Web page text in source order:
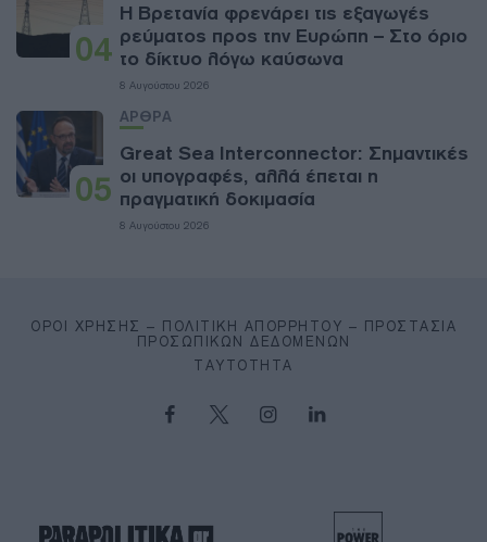
04
Η Βρετανία φρενάρει τις εξαγωγές
ρεύματος προς την Ευρώπη – Στο όριο
το δίκτυο λόγω καύσωνα
8 Αυγούστου 2026
05
ΑΡΘΡΑ
Great Sea Interconnector: Σημαντικές
οι υπογραφές, αλλά έπεται η
πραγματική δοκιμασία
8 Αυγούστου 2026
ΌΡΟΙ ΧΡΉΣΗΣ – ΠΟΛΙΤΙΚΉ ΑΠΟΡΡΉΤΟΥ – ΠΡΟΣΤΑΣΊΑ
ΠΡΟΣΩΠΙΚΏΝ ΔΕΔΟΜΈΝΩΝ
ΤΑΥΤΌΤΗΤΑ